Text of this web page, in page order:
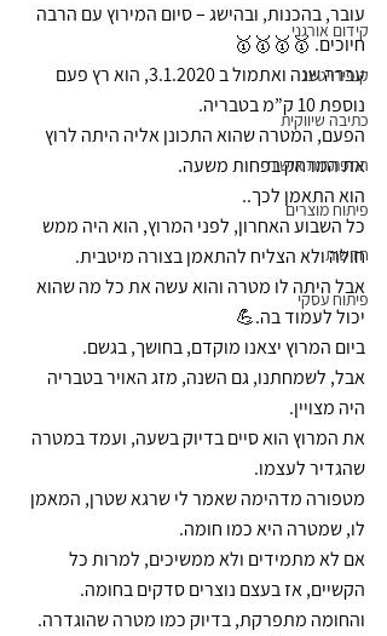
קידום אורגני
קופירייטינג
כתיבה שיווקית
התפתחות אישית
פיתוח מוצרים
חדשות
פיתוח עסקי
עובר, בהכנות, ובהישג – סיום המירוץ עם הרבה
חיוכים. 🥇🥇🥇🥇
עברה שנה ואתמול ב 3.1.2020, הוא רץ פעם
נוספת 10 ק”מ בטבריה.
הפעם, המטרה שהוא התכונן אליה היתה לרוץ
את המרחק בפחות משעה.
הוא התאמן לכך..
כל השבוע האחרון, לפני המרוץ, הוא היה ממש
חולה ולא הצליח להתאמן בצורה מיטבית.
אבל היתה לו מטרה והוא עשה את כל מה שהוא
יכול לעמוד בה.💪
ביום המרוץ יצאנו מוקדם, בחושך, בגשם.
אבל, לשמחתנו, גם השנה, מזג האויר בטבריה
היה מצויין.
את המרוץ הוא סיים בדיוק בשעה, ועמד במטרה
שהגדיר לעצמו.
מטפורה מדהימה שאמר לי שרגא שטרן, המאמן
לו, שמטרה היא כמו חומה.
אם לא מתמידים ולא ממשיכים, למרות כל
הקשיים, אז בעצם נוצרים סדקים בחומה.
והחומה מתפרקת, בדיוק כמו מטרה שהוגדרה.